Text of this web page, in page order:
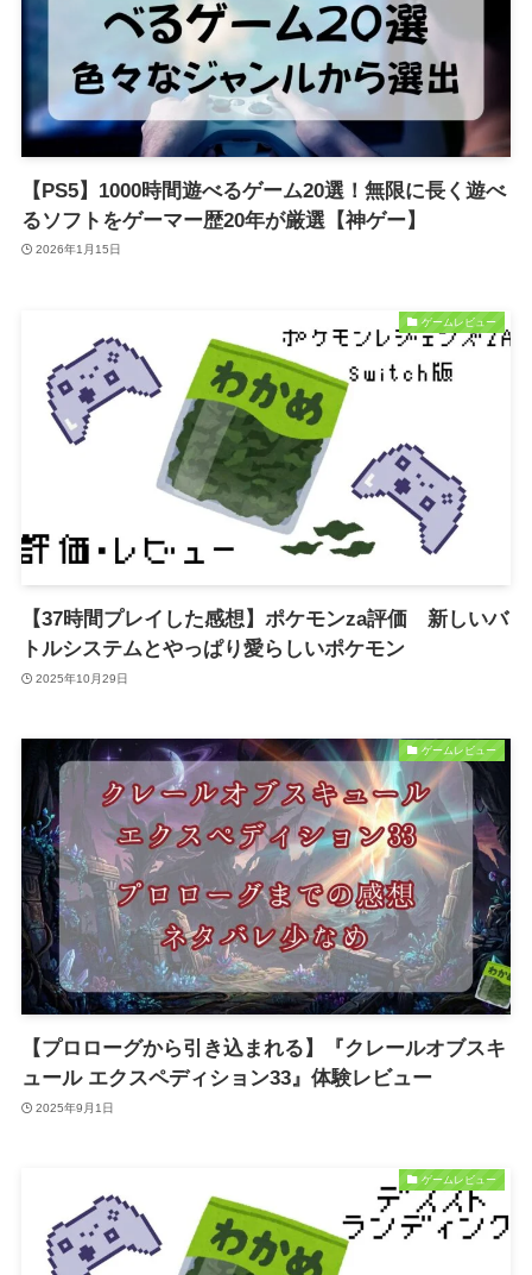
【PS5】1000時間遊べるゲーム20選！無限に長く遊べ
るソフトをゲーマー歴20年が厳選【神ゲー】
2026年1月15日
ゲームレビュー
【37時間プレイした感想】ポケモンza評価 新しいバ
トルシステムとやっぱり愛らしいポケモン
2025年10月29日
ゲームレビュー
【プロローグから引き込まれる】『クレールオブスキ
ュール エクスペディション33』体験レビュー
2025年9月1日
ゲームレビュー